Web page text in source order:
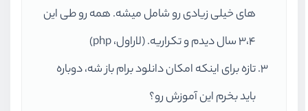
های خیلی زیادی رو شامل میشه. همه رو طی این
3،4 سال دیدم و تکراریه. (لاراول، php)
تازه برای اینکه امکان دانلود برام باز شه، دوباره
باید بخرم این آموزش رو؟